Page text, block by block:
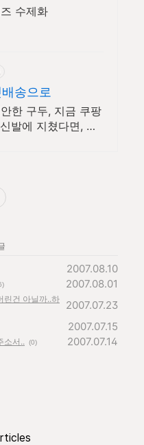
수제화
송으로
한 구두, 지금 쿠팡
발에 지쳤다면, 와
2007.08.10
2007.08.01
린건 아닐까..하
2007.07.23
2007.07.15
소서.. (0) 2007.07.14